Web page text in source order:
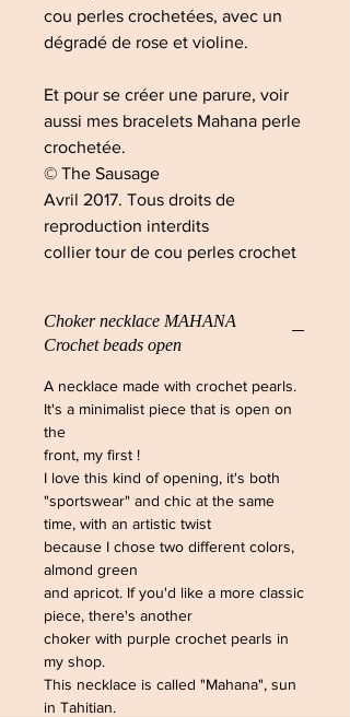
cou perles crochetées, avec un
dégradé de rose et violine.
Et pour se créer une parure, voir
aussi mes bracelets Mahana perle
crochetée.
© The Sausage
Avril 2017. Tous droits de
reproduction interdits
collier tour de cou perles crochet
Choker necklace MAHANA
Crochet beads open
A necklace made with crochet pearls.
It's a minimalist piece that is open on
the
front, my first !
I love this kind of opening, it's both
"sportswear" and chic at the same
time, with an artistic twist
because I chose two different colors,
almond green
and apricot. If you'd like a more classic
piece, there's another
choker with purple crochet pearls in
my shop.
This necklace is called "Mahana", sun
in Tahitian.